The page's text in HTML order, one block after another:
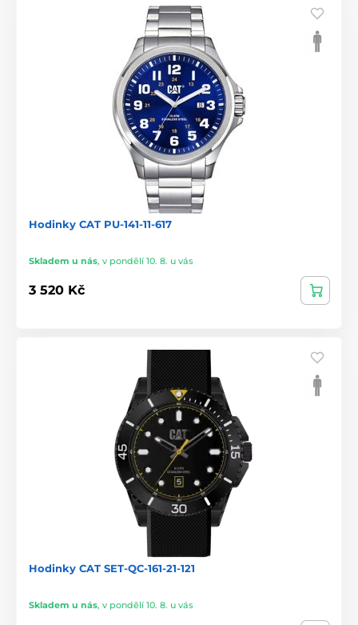
Hodinky CAT PU-141-11-617
Skladem u nás, v pondělí 10. 8. u vás
3 520 Kč
Hodinky CAT SET-QC-161-21-121
Skladem u nás, v pondělí 10. 8. u vás